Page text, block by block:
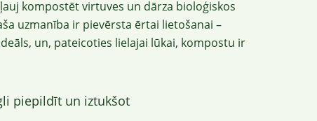
kompostēt virtuves un dārza bioloģiskos
uzmanība ir pievērsta ērtai lietošanai –
un, pateicoties lielajai lūkai, kompostu ir
piepildīt un iztukšot